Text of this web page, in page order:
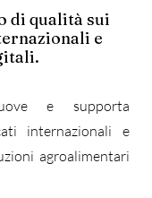
di qualità sui
e
e supporta
internazionali e
agroalimentari